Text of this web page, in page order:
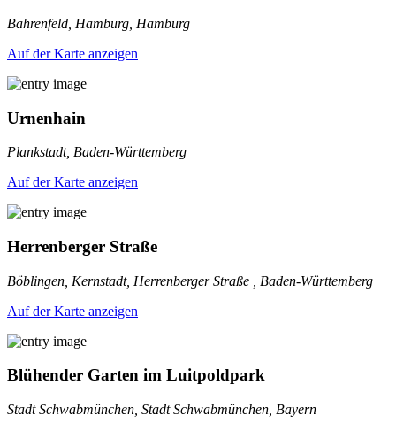
Bahrenfeld, Hamburg, Hamburg
Auf der Karte anzeigen
Urnenhain
Plankstadt, Baden-Württemberg
Auf der Karte anzeigen
Herrenberger Straße
Böblingen, Kernstadt, Herrenberger Straße , Baden-Württemberg
Auf der Karte anzeigen
Blühender Garten im Luitpoldpark
Stadt Schwabmünchen, Stadt Schwabmünchen, Bayern